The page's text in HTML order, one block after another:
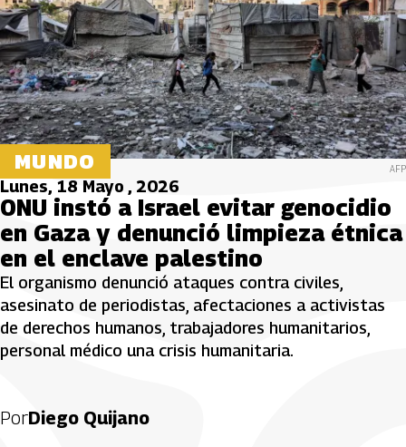
MUNDO AFP
Lunes, 18 Mayo , 2026
ONU instó a Israel evitar genocidio
en Gaza y denunció limpieza étnica
en el enclave palestino
El organismo denunció ataques contra civiles,
asesinato de periodistas, afectaciones a activistas
de derechos humanos, trabajadores humanitarios,
personal médico una crisis humanitaria.
PorDiego Quijano